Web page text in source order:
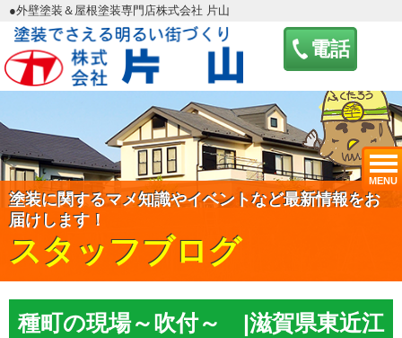
電話
MENU
●外壁塗装＆屋根塗装専門店株式会社 片山
塗装に関するマメ知識やイベントなど最新情報をお
届けします！
スタッフブログ
種町の現場～吹付～ |滋賀県東近江